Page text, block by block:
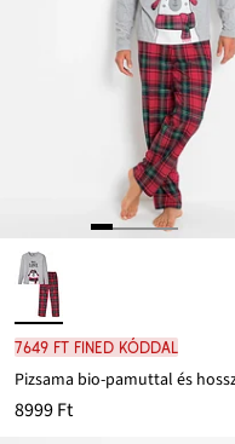
7649 Ft FINED kóddal
8999 Ft